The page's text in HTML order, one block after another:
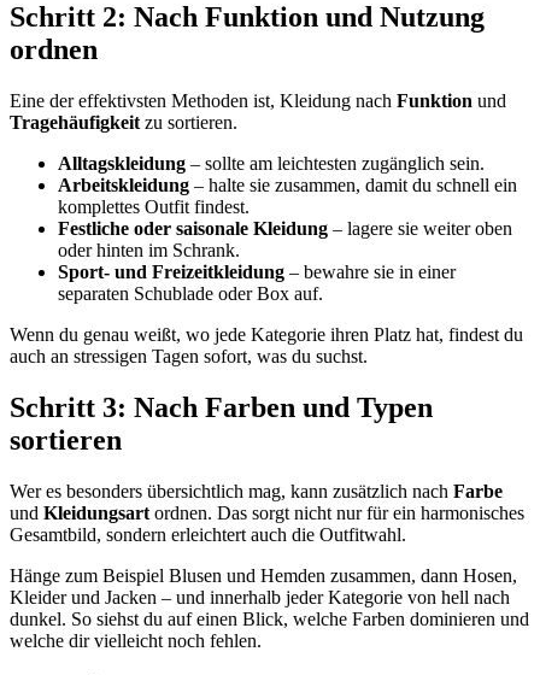
Schritt 2: Nach Funktion und Nutzung
ordnen
Eine der effektivsten Methoden ist, Kleidung nach Funktion und
Tragehäufigkeit zu sortieren.
Alltagskleidung – sollte am leichtesten zugänglich sein.
Arbeitskleidung – halte sie zusammen, damit du schnell ein
komplettes Outfit findest.
Festliche oder saisonale Kleidung – lagere sie weiter oben
oder hinten im Schrank.
Sport- und Freizeitkleidung – bewahre sie in einer
separaten Schublade oder Box auf.
Wenn du genau weißt, wo jede Kategorie ihren Platz hat, findest du
auch an stressigen Tagen sofort, was du suchst.
Schritt 3: Nach Farben und Typen
sortieren
Wer es besonders übersichtlich mag, kann zusätzlich nach Farbe
und Kleidungsart ordnen. Das sorgt nicht nur für ein harmonisches
Gesamtbild, sondern erleichtert auch die Outfitwahl.
Hänge zum Beispiel Blusen und Hemden zusammen, dann Hosen,
Kleider und Jacken – und innerhalb jeder Kategorie von hell nach
dunkel. So siehst du auf einen Blick, welche Farben dominieren und
welche dir vielleicht noch fehlen.